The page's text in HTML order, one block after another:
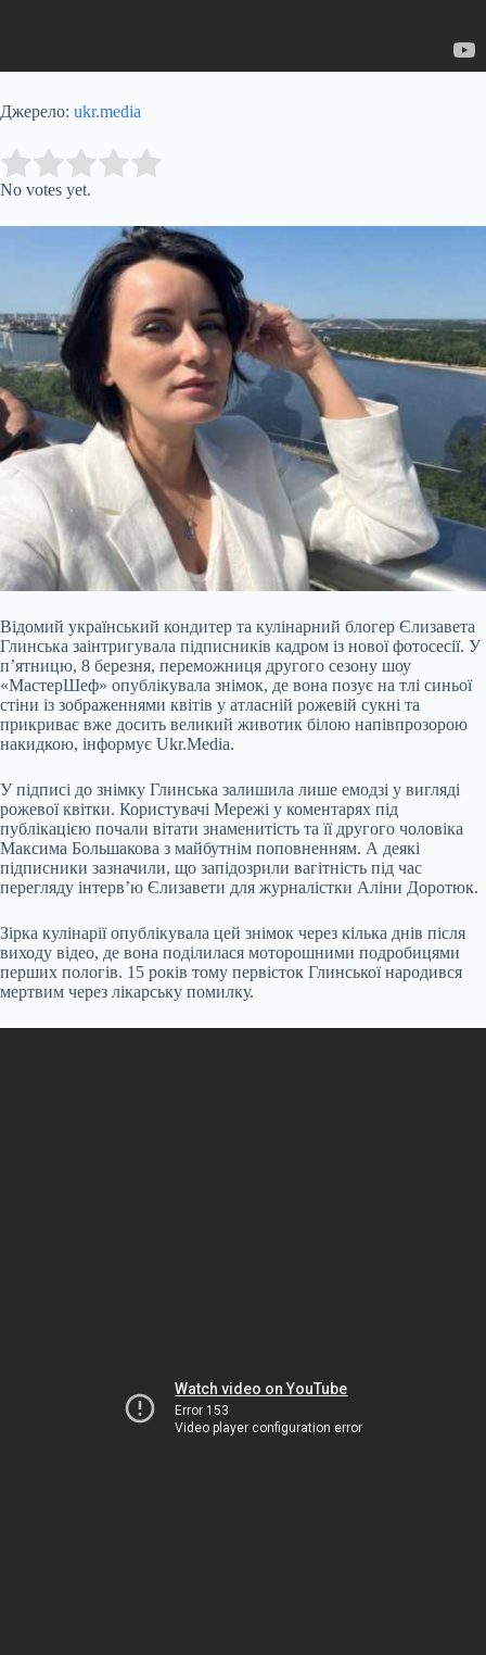
Джерело: ukr.media
Rate this item:
No votes yet.
Відомий український кондитер та кулінарний блогер Єлизавета
Глинська заінтригувала підписників кадром із нової фотосесії. У
п’ятницю, 8 березня, переможниця другого сезону шоу
«МастерШеф» опублікувала знімок, де вона позує на тлі синьої
стіни із зображеннями квітів у атласній рожевій сукні та
прикриває вже досить великий животик білою напівпрозорою
накидкою, інформує Ukr.Media.
У підписі до знімку Глинська залишила лише емодзі у вигляді
рожевої квітки. Користувачі Мережі у коментарях під
публікацією почали вітати знаменитість та її другого чоловіка
Максима Большакова з майбутнім поповненням. А деякі
підписники зазначили, що запідозрили вагітність під час
перегляду інтерв’ю Єлизавети для журналістки Аліни Доротюк.
Зірка кулінарії опублікувала цей знімок через кілька днів після
виходу відео, де вона поділилася моторошними подробицями
перших пологів. 15 років тому первісток Глинської народився
мертвим через лікарську помилку.